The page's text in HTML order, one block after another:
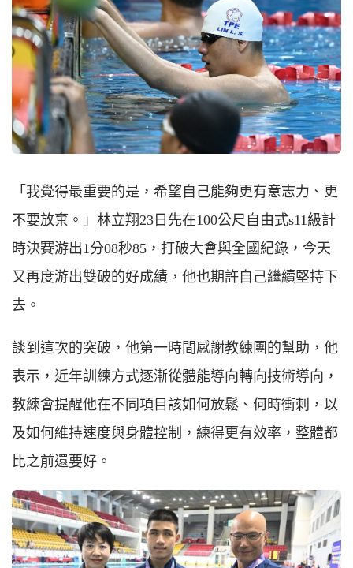
「我覺得最重要的是，希望自己能夠更有意志力、更
不要放棄。」林立翔23日先在100公尺自由式s11級計
時決賽游出1分08秒85，打破大會與全國紀錄，今天
又再度游出雙破的好成績，他也期許自己繼續堅持下
去。
談到這次的突破，他第一時間感謝教練團的幫助，他
表示，近年訓練方式逐漸從體能導向轉向技術導向，
教練會提醒他在不同項目該如何放鬆、何時衝刺，以
及如何維持速度與身體控制，練得更有效率，整體都
比之前還要好。